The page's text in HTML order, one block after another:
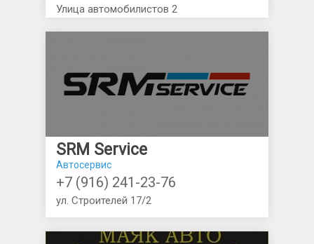
Улица автомобилистов 2
SRM Service
Автосервис
+7 (916) 241-23-76
ул. Строителей 17/2